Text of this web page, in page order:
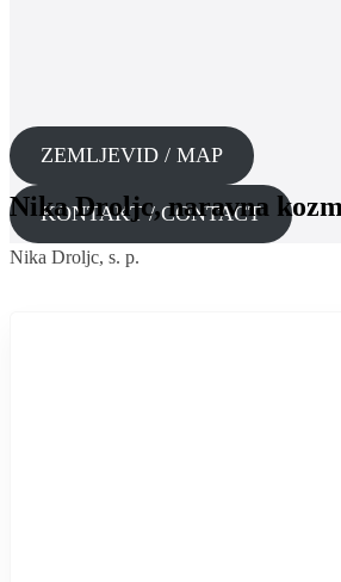
ZEMLJEVID / MAP
KONTAKT / CONTACT
Nika Droljc, naravna
Nika Droljc, s. p.